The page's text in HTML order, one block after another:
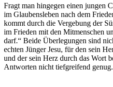
Fragt man hingegen einen jungen
im Glaubensleben nach dem
kommt durch die Vergebung der
im Frieden mit den Mitmenschen
darf.“ Beide Überlegungen sind
echten Jünger Jesu, für den sein
und der sein Herz durch das Wort
Antworten nicht tiefgreifend genug.